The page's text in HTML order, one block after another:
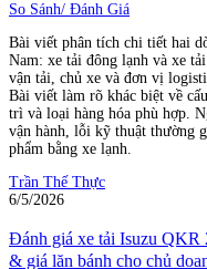
So Sánh/ Đánh Giá
Bài viết phân tích chi tiết hai
Nam: xe tải đông lạnh và xe
vận tải, chủ xe và đơn vị
Bài viết làm rõ khác biệt về
trì và loại hàng hóa phù hợp.
vận hành, lỗi kỹ thuật thường
phẩm bằng xe lạnh.
Trần Thế Thực
6/5/2026
Đánh giá xe tải Isuzu QKR
& giá lăn bánh cho chủ